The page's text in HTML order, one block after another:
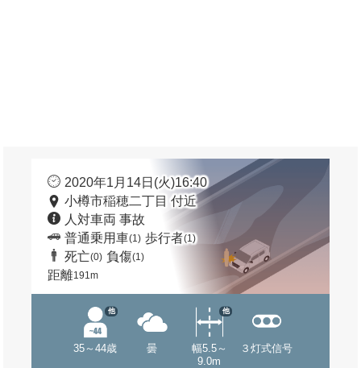
2020年1月14日(火)16:40
小樽市稲穂二丁目 付近
人対車両 事故
普通乗用車(1) 歩行者(1)
死亡(0) 負傷(1)
距離191m
35～44歳
他
曇
幅5.5～
9.0m
他
３灯式信号